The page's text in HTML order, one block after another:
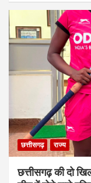
छत्तीसगढ़ राज्य
छत्तीसगढ़ की दो